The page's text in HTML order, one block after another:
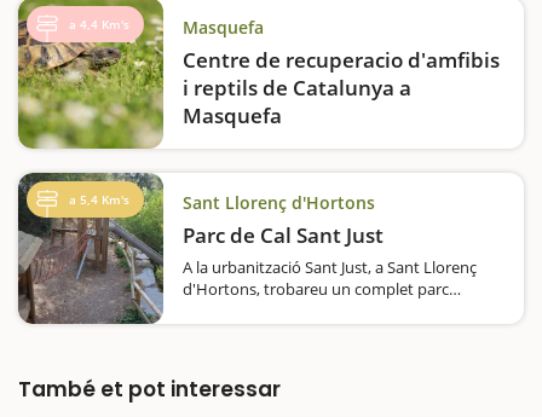
a 4,4 Km's Masquefa
Centre de recuperacio d'amfibis
i reptils de Catalunya a
Masquefa
El CRARC és un centre que es dedica a la
rehabilitació de fauna silvestre amb
l'objectiu de retornar-la al seu hàbitat
natural, promoure la recerca científica i
l'educació ambiental. El CRAC és…
a 5,4 Km's Sant Llorenç d'Hortons
Parc de Cal Sant Just
A la urbanització Sant Just, a Sant Llorenç
d'Hortons, trobareu un complet parc
També et pot interessar